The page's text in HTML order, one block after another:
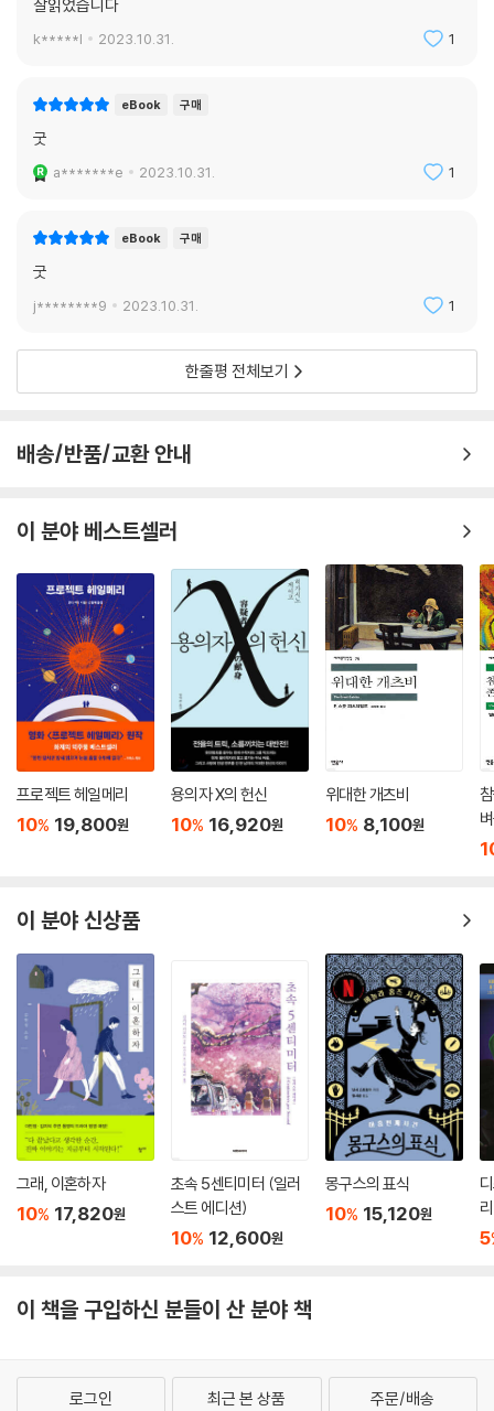
잘읽었습니다
k*****l 2023.10.31. 1
eBook 구매
굿
a*******e 2023.10.31. 1
eBook 구매
굿
j********9 2023.10.31. 1
한줄평 전체보기
배송/반품/교환 안내
이 분야 베스트셀러
프로젝트 헤일메리
10% 19,800원
용의자 X의 헌신
10% 16,920원
위대한 개츠비
10% 8,100원
이 분야 신상품
그래, 이혼하자
10% 17,820원
초속 5센티미터 (일러
스트 에디션)
10% 12,600원
몽구스의 표식
10% 15,120원
5
이 책을 구입하신 분들이 산 분야 책
로그인 최근 본 상품 주문/배송